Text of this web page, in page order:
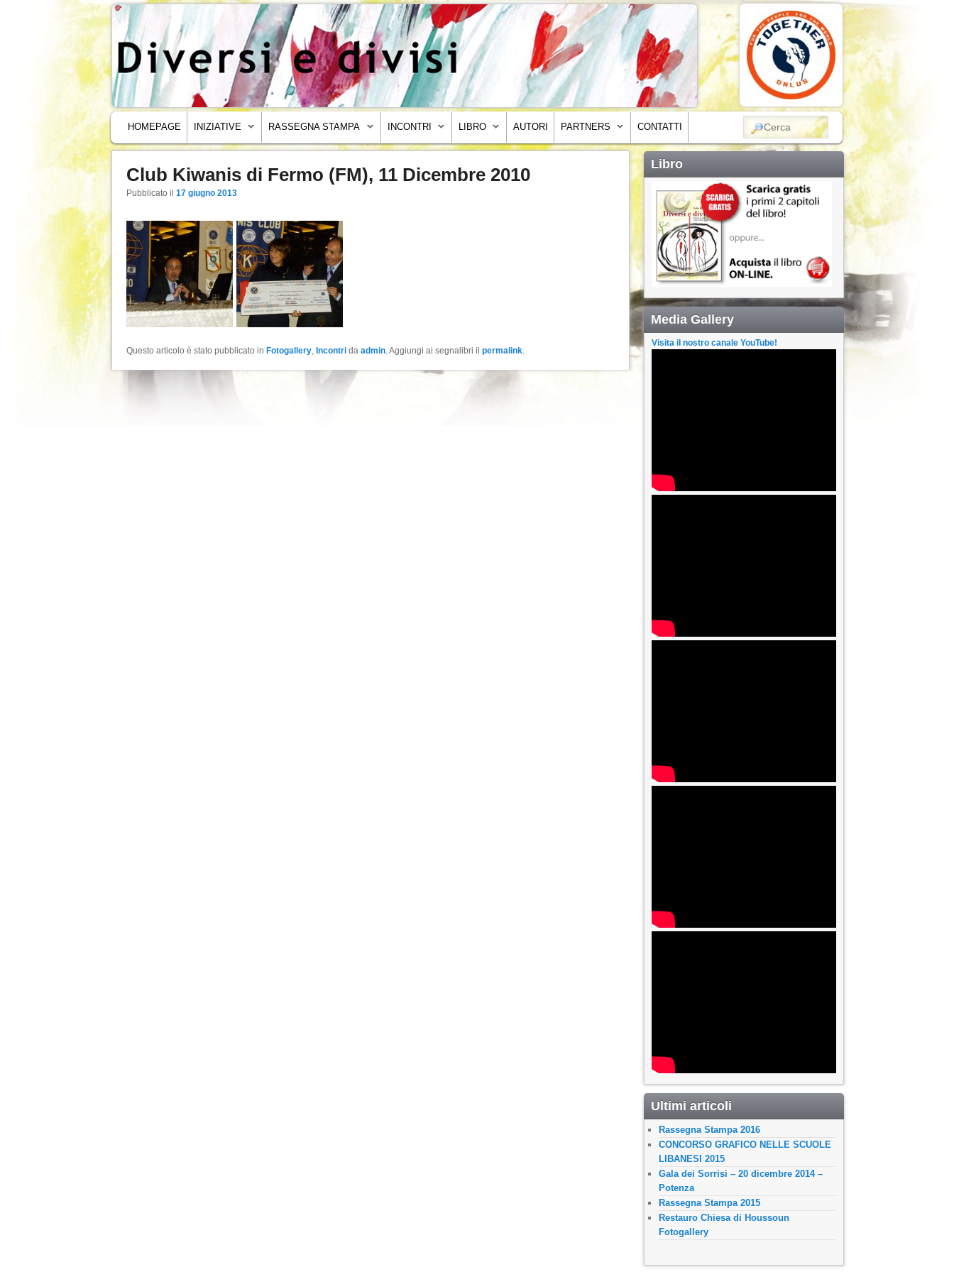
MENU PRINCIPALE
VAI AL CONTENUTO PRINCIPALE
VAI AL CONTENUTO SECONDARIO
HOMEPAGE INIZIATIVE RASSEGNA STAMPA INCONTRI LIBRO AUTORI PARTNERS CONTATTI CERCA
Navigazione articoli
Club Kiwanis di Fermo (FM), 11 Dicembre 2010
Pubblicato il 17 giugno 2013
Questo articolo è stato pubblicato in Fotogallery, Incontri da admin. Aggiungi ai segnalibri il permalink.
Libro
Media Gallery
Visita il nostro canale YouTube!
Ultimi articoli
Rassegna Stampa 2016
CONCORSO GRAFICO NELLE SCUOLE
LIBANESI 2015
Gala dei Sorrisi – 20 dicembre 2014 –
Potenza
Rassegna Stampa 2015
Restauro Chiesa di Houssoun
Fotogallery